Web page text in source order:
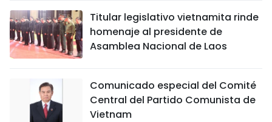
Titular legislativo vietnamita rinde
homenaje al presidente de
Asamblea Nacional de Laos
Comunicado especial del Comité
Central del Partido Comunista de
Vietnam